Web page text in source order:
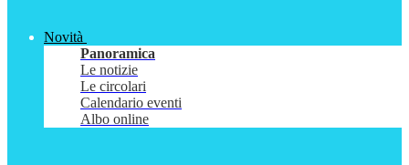
Novità
Panoramica
Le notizie
Le circolari
Calendario eventi
Albo online